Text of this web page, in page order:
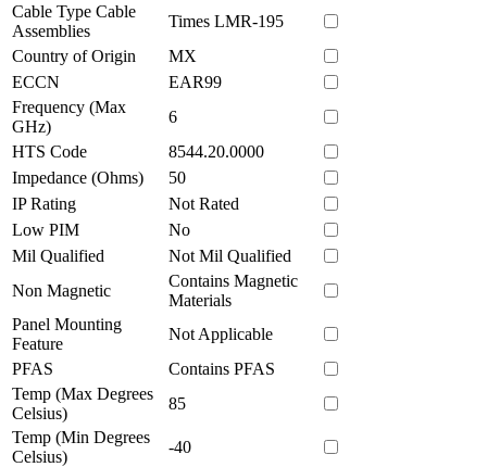
Cable Type Cable
Assemblies
Times LMR-195
Country of Origin
MX
ECCN
EAR99
Frequency (Max
GHz)
6
HTS Code
8544.20.0000
Impedance (Ohms)
50
IP Rating
Not Rated
Low PIM
No
Mil Qualified
Not Mil Qualified
Non Magnetic
Contains Magnetic
Materials
Panel Mounting
Feature
Not Applicable
PFAS
Contains PFAS
Temp (Max Degrees
Celsius)
85
Temp (Min Degrees
Celsius)
-40